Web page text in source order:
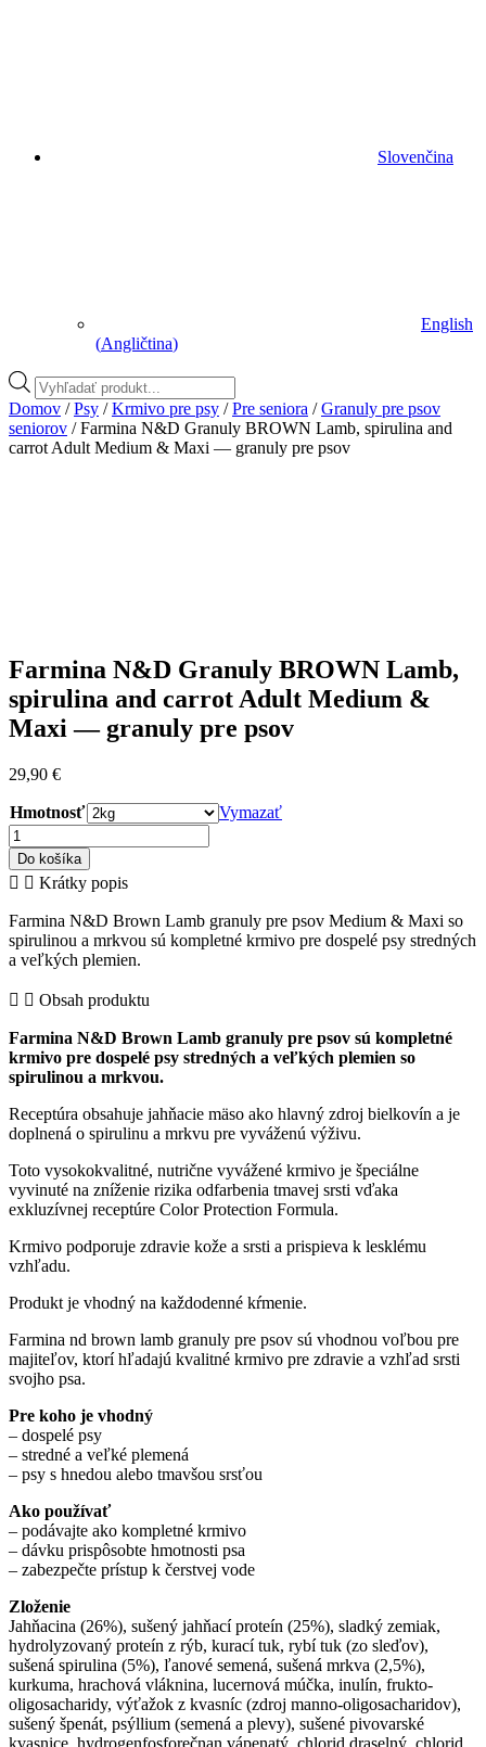
Slovenčina
English
(Angličtina)
Vyhľadávanie
produktov
Domov /Psy /Krmivo pre psy /Pre seniora /Granuly pre psov
seniorov / Farmina N&D Granuly BROWN Lamb, spirulina and
carrot Adult Medium & Maxi — granuly pre psov
Farmina N&D Granuly BROWN Lamb,
spirulina and carrot Adult Medium &
Maxi — granuly pre psov
29,90 €
Hmotnosť
Vymazať
množstvo
Farmina
N&D
Granuly
BROWN
Lamb,
spirulina
and
carrot
Adult
Medium
&
Maxi
—
granuly
pre
psov
Do košíka
Krátky popis
Farmina N&D Brown Lamb granuly pre psov Medium & Maxi so
spirulinou a mrkvou sú kompletné krmivo pre dospelé psy stredných
a veľkých plemien.
Obsah produktu
Farmina N&D Brown Lamb granuly pre psov sú kompletné
krmivo pre dospelé psy stredných a veľkých plemien so
spirulinou a mrkvou.
Receptúra obsahuje jahňacie mäso ako hlavný zdroj bielkovín a je
doplnená o spirulinu a mrkvu pre vyváženú výživu.
Toto vysokokvalitné, nutrične vyvážené krmivo je špeciálne
vyvinuté na zníženie rizika odfarbenia tmavej srsti vďaka
exkluzívnej receptúre Color Protection Formula.
Krmivo podporuje zdravie kože a srsti a prispieva k lesklému
vzhľadu.
Produkt je vhodný na každodenné kŕmenie.
Farmina nd brown lamb granuly pre psov sú vhodnou voľbou pre
majiteľov, ktorí hľadajú kvalitné krmivo pre zdravie a vzhľad srsti
svojho psa.
Pre koho je vhodný
– dospelé psy
– stredné a veľké plemená
– psy s hnedou alebo tmavšou srsťou
Ako používať
– podávajte ako kompletné krmivo
– dávku prispôsobte hmotnosti psa
– zabezpečte prístup k čerstvej vode
Zloženie
Jahňacina (26%), sušený jahňací proteín (25%), sladký zemiak,
hydrolyzovaný proteín z rýb, kurací tuk, rybí tuk (zo sleďov),
sušená spirulina (5%), ľanové semená, sušená mrkva (2,5%),
kurkuma, hrachová vláknina, lucernová múčka, inulín, frukto-
oligosacharidy, výťažok z kvasníc (zdroj manno-oligosacharidov),
sušený špenát, psýllium (semená a plevy), sušené pivovarské
kvasnice, hydrogenfosforečnan vápenatý, chlorid draselný, chlorid